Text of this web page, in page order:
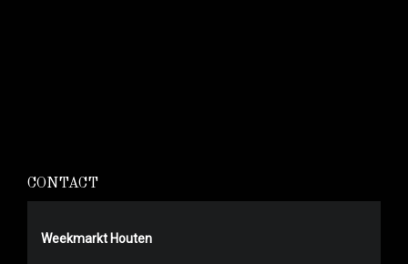
CONTACT
Weekmarkt Houten